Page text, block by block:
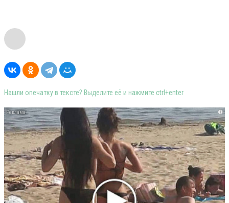
Нашли опечатку в тексте? Выделите её и нажмите ctrl+enter
i